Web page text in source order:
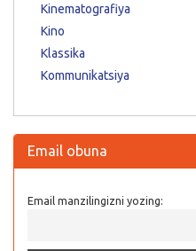
Kinematografiya
Kino
Klassika
Kommunikatsiya
Email obuna
Email manzilingizni yozing: